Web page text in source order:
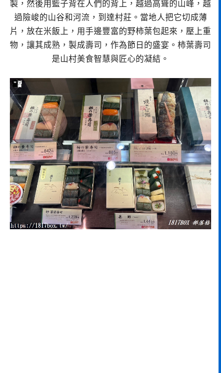
製，然後用籃子背在人們的背上，越過高聳的山峰，越
過險峻的山谷和河流，到達村莊。當地人把它切成薄
片，放在米飯上，用手邊豐富的野柿葉包起來，壓上重
物，讓其成熟，製成壽司，作為節日的盛宴。柿葉壽司
是山村美食智慧與匠心的凝結。